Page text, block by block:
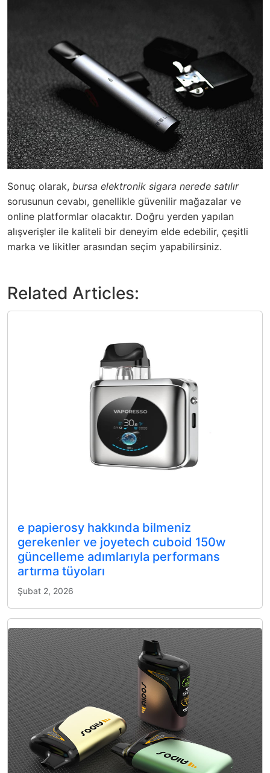
Sonuç olarak, bursa elektronik sigara nerede satılır
sorusunun cevabı, genellikle güvenilir mağazalar ve
online platformlar olacaktır. Doğru yerden yapılan
alışverişler ile kaliteli bir deneyim elde edebilir, çeşitli
marka ve likitler arasından seçim yapabilirsiniz.
Related Articles:
e papierosy hakkında bilmeniz
gerekenler ve joyetech cuboid 150w
güncelleme adımlarıyla performans
artırma tüyoları
Şubat 2, 2026